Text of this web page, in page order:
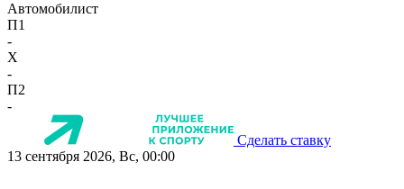
Автомобилист
П1
-
X
-
П2
-
Сделать ставку
13 сентября 2026, Вс, 00:00